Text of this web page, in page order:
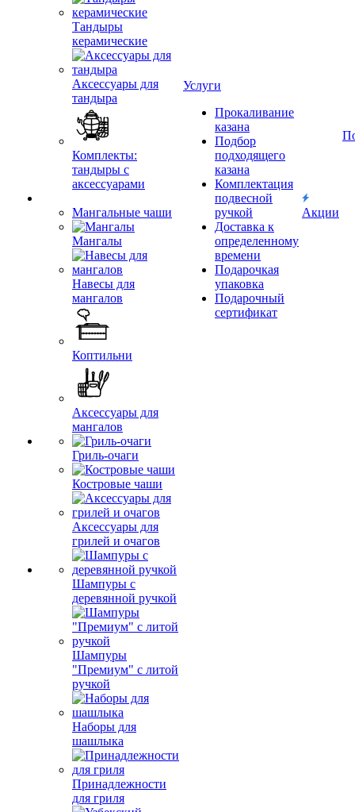
Тандыры
керамические
Аксессуары для
тандыра
Комплекты:
тандыры с
аксессуарами
Мангальные чаши
Мангалы
Навесы для
мангалов
Коптильни
Аксессуары для
мангалов
Гриль-очаги
Костровые чаши
Аксессуары для
грилей и очагов
Шампуры с
деревянной ручкой
Шампуры
"Премиум" с литой
ручкой
Наборы для
шашлыка
Принадлежности
для гриля
Услуги
Прокаливание
казана
Подбор
подходящего
казана
Комплектация
подвесной
ручкой
Доставка к
определенному
времени
Подарочкая
упаковка
Подарочный
сертификат
Акции